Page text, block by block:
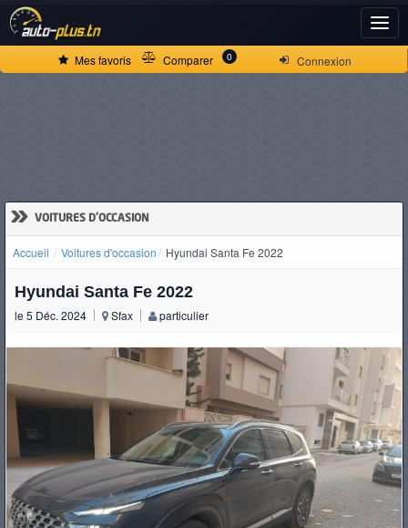
Connexion
Mes favoris Comparer 0
» VOITURES D'OCCASION
Accueil Voitures d'occasion Hyundai Santa Fe 2022
Hyundai Santa Fe 2022
le 5 Déc. 2024 Sfax particulier
ACCUEIL
D'OCCASION
PNEUS